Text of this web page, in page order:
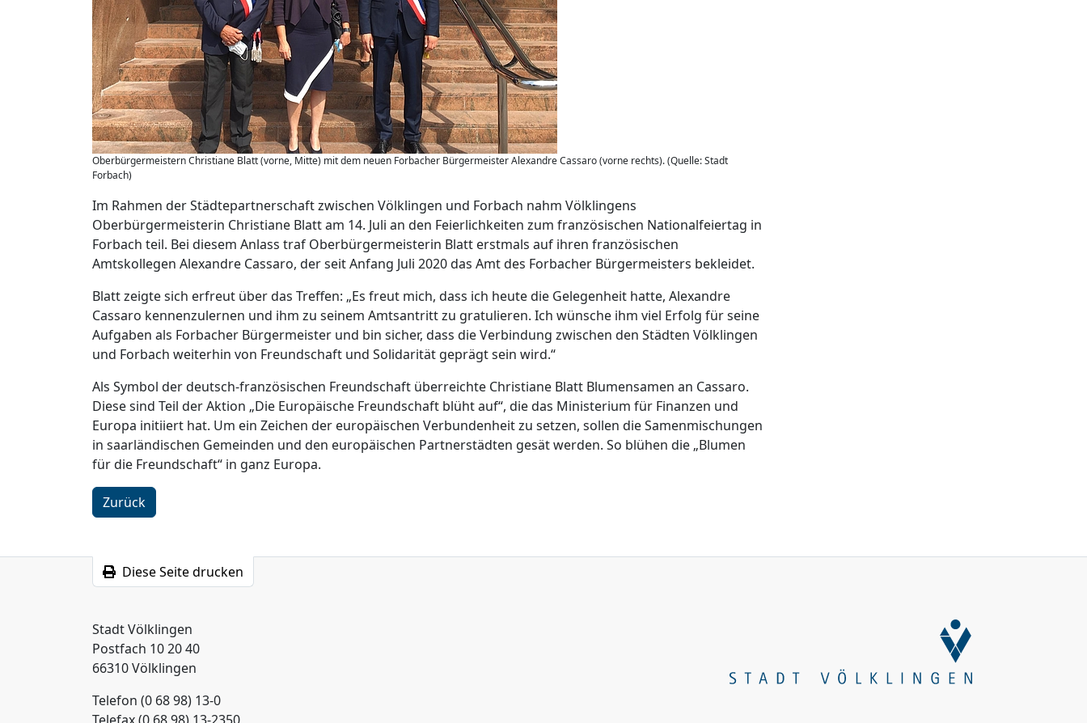
Oberbürgermeistern Christiane Blatt (vorne, Mitte) mit dem neuen Forbacher Bürgermeister Alexandre Cassaro (vorne rechts). (Quelle: Stadt
Forbach)
Im Rahmen der Städtepartnerschaft zwischen Völklingen und Forbach nahm Völklingens
Oberbürgermeisterin Christiane Blatt am 14. Juli an den Feierlichkeiten zum französischen Nationalfeiertag in
Forbach teil. Bei diesem Anlass traf Oberbürgermeisterin Blatt erstmals auf ihren französischen
Amtskollegen Alexandre Cassaro, der seit Anfang Juli 2020 das Amt des Forbacher Bürgermeisters bekleidet.
Blatt zeigte sich erfreut über das Treffen: „Es freut mich, dass ich heute die Gelegenheit hatte, Alexandre
Cassaro kennenzulernen und ihm zu seinem Amtsantritt zu gratulieren. Ich wünsche ihm viel Erfolg für seine
Aufgaben als Forbacher Bürgermeister und bin sicher, dass die Verbindung zwischen den Städten Völklingen
und Forbach weiterhin von Freundschaft und Solidarität geprägt sein wird.“
Als Symbol der deutsch-französischen Freundschaft überreichte Christiane Blatt Blumensamen an Cassaro.
Diese sind Teil der Aktion „Die Europäische Freundschaft blüht auf“, die das Ministerium für Finanzen und
Europa initiiert hat. Um ein Zeichen der europäischen Verbundenheit zu setzen, sollen die Samenmischungen
in saarländischen Gemeinden und den europäischen Partnerstädten gesät werden. So blühen die „Blumen
für die Freundschaft“ in ganz Europa.
Zurück
Diese Seite drucken
Stadt Völklingen
Postfach 10 20 40
66310 Völklingen
Telefon (0 68 98) 13-0